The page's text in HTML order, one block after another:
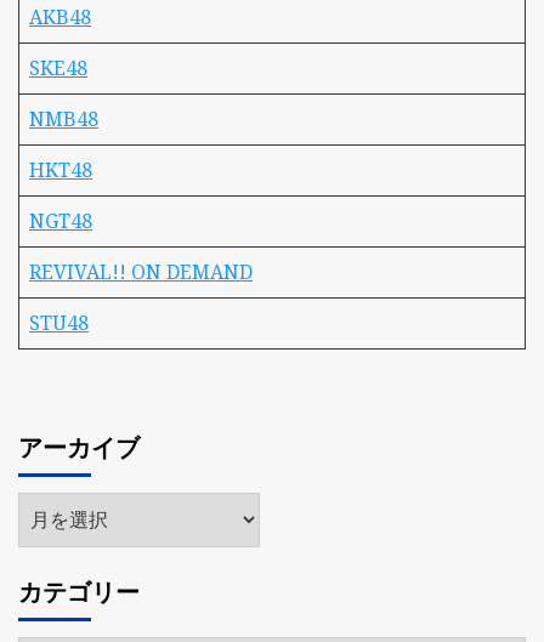
AKB48
SKE48
NMB48
HKT48
NGT48
REVIVAL!! ON DEMAND
STU48
アーカイブ
ア
ー
イ
ブ
カテゴリー